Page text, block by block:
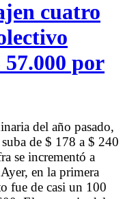
cuatro
por
del año pasado,
de $ 178 a $ 240
se incrementó a
en la primera
fue de casi un 100